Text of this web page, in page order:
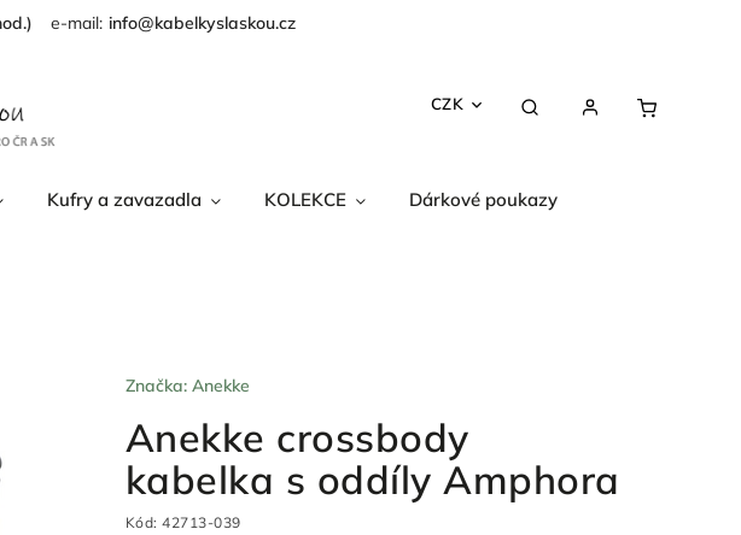
info@kabelkyslaskou.cz
CZK
Kufry a zavazadla KOLEKCE Dárkové poukazy
Anekke crossbody
kabelka s oddíly Amphora
Kód: 42713-039
Značka: Anekke